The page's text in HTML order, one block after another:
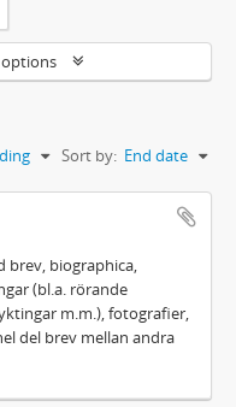
options
Sort by: End date
brev, biographica,
(bl.a. rörande
m.m.), fotografier,
del brev mellan andra